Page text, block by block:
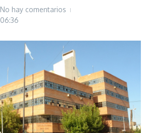
No hay comentarios
06:36